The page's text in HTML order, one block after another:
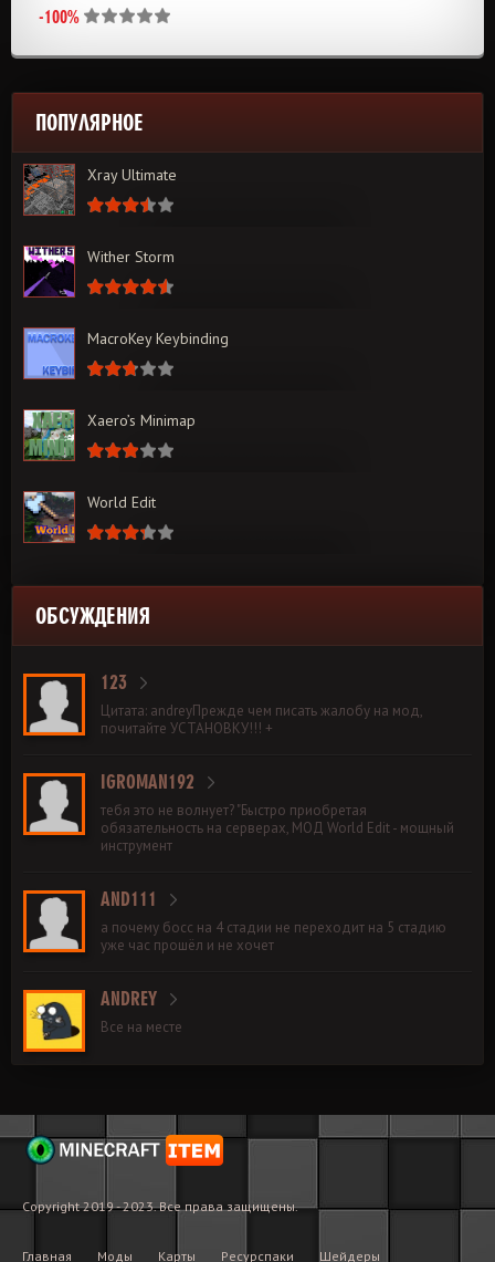
-100%
ПОПУЛЯРНОЕ
Xray Ultimate
Wither Storm
MacroKey Keybinding
Xaero’s Minimap
World Edit
ОБСУЖДЕНИЯ
123
Цитата: andreyПрежде чем писать жалобу на мод,
почитайте УСТАНОВКУ!!! +
IGROMAN192
тебя это не волнует? "Быстро приобретая
обязательность на серверах, МОД World Edit - мощный
инструмент
AND111
а почему босс на 4 стадии не переходит на 5 стадию
уже час прошёл и не хочет
ANDREY
Все на месте
Copyright 2019 - 2023. Все права защищены.
Главная Моды Карты Ресурспаки Шейдеры